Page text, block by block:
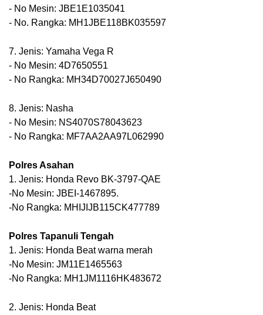
- No Mesin: JBE1E1035041
- No. Rangka: MH1JBE118BK035597
7. Jenis: Yamaha Vega R
- No Mesin: 4D7650551
- No Rangka: MH34D70027J650490
8. Jenis: Nasha
- No Mesin: NS4070S78043623
- No Rangka: MF7AA2AA97L062990
Polres Asahan
1. Jenis: Honda Revo BK-3797-QAE
-No Mesin: JBEI-1467895.
-No Rangka: MHIJIJB115CK477789
Polres Tapanuli Tengah
1. Jenis: Honda Beat warna merah
-No Mesin: JM11E1465563
-No Rangka: MH1JM1116HK483672
2. Jenis: Honda Beat